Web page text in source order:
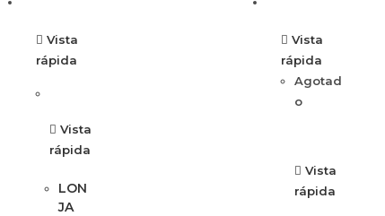
Vista
rápida
Vista
rápida
LON
JA
Vista
rápida
Agotad
o
Vista
rápida